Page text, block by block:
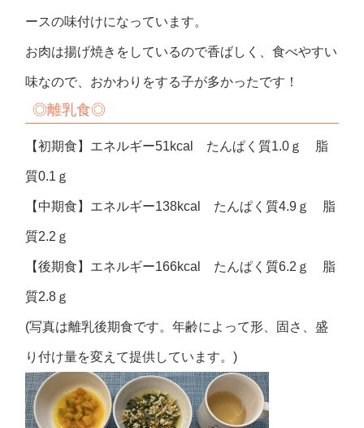
ースの味付けになっています。
お肉は揚げ焼きをしているので香ばしく、食べやすい
味なので、おかわりをする子が多かったです！
◎離乳食◎
【初期食】エネルギー51kcal たんぱく質1.0ｇ 脂
質0.1ｇ
【中期食】エネルギー138kcal たんぱく質4.9ｇ 脂
質2.2ｇ
【後期食】エネルギー166kcal たんぱく質6.2ｇ 脂
質2.8ｇ
(写真は離乳後期食です。年齢によって形、固さ、盛
り付け量を変えて提供しています。)